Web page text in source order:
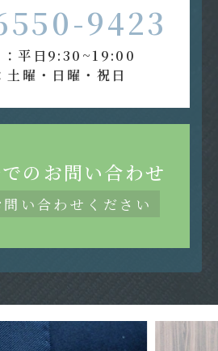
9423
：平日9:30~19:00
土曜・日曜・祝日
のお問い合わせ
い合わせください